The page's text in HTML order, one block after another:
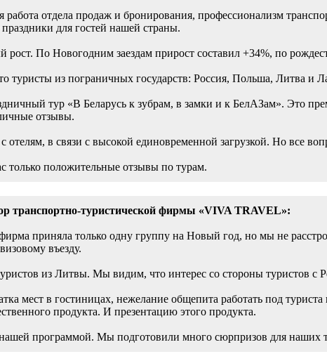
работа отдела продаж и бронирования, профессионализм
для гостей нашей страны.
По Новогодним заездам прирост составил +34%, по
туристы из пограничных государств: Россия, Польша, Литва и
тур «В Беларусь к зубрам, в замки и к БелАЗам». Это
отзывы.
в связи с высокой единовременной загрузкой. Но все
только положительные отзывы по турам.
транспортно-туристической фирмы «VIVA TRAVEL»:
приняла только одну группу на Новый год, но мы не
въезду.
из Литвы. Мы видим, что интерес со стороны туристов с
мест в гостиницах, нежелание общепита работать под
продукта. И презентацию этого продукта.
программой. Мы подготовили много сюрпризов для